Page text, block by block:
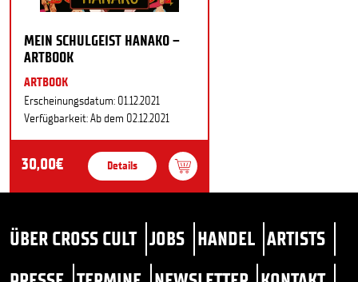
MEIN SCHULGEIST HANAKO –
ARTBOOK
ARTBOOK
Erscheinungsdatum: 01.12.2021
Verfügbarkeit: Ab dem 02.12.2021
30,00€ Details
ÜBER CROSS CULT JOBS HANDEL ARTISTS